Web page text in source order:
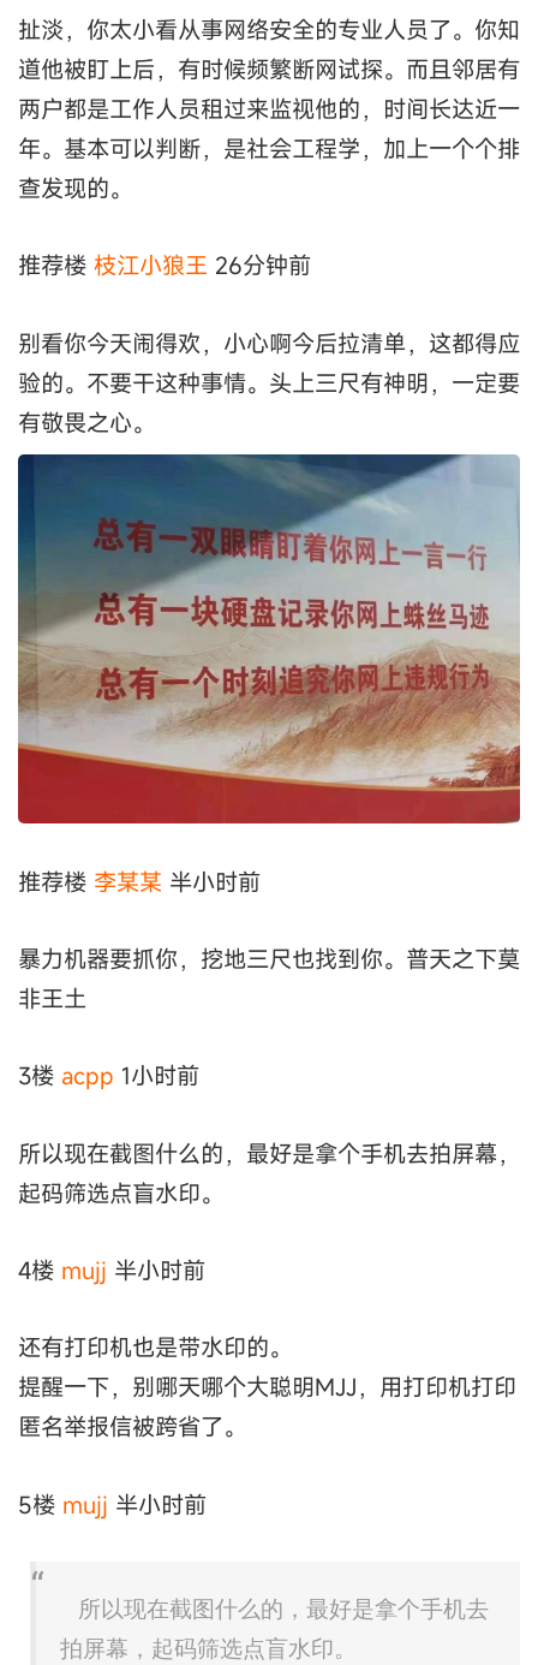
扯淡，你太小看从事网络安全的专业人员了。你知
道他被盯上后，有时候频繁断网试探。而且邻居有
两户都是工作人员租过来监视他的，时间长达近一
年。基本可以判断，是社会工程学，加上一个个排
查发现的。
推荐楼 枝江小狼王 26分钟前
别看你今天闹得欢，小心啊今后拉清单，这都得应
验的。不要干这种事情。头上三尺有神明，一定要
有敬畏之心。
推荐楼 李某某 半小时前
暴力机器要抓你，挖地三尺也找到你。普天之下莫
非王土
3楼 acpp 1小时前
所以现在截图什么的，最好是拿个手机去拍屏幕，
起码筛选点盲水印。
4楼 mujj 半小时前
还有打印机也是带水印的。
提醒一下，别哪天哪个大聪明MJJ，用打印机打印
匿名举报信被跨省了。
5楼 mujj 半小时前
所以现在截图什么的，最好是拿个手机去
拍屏幕，起码筛选点盲水印。